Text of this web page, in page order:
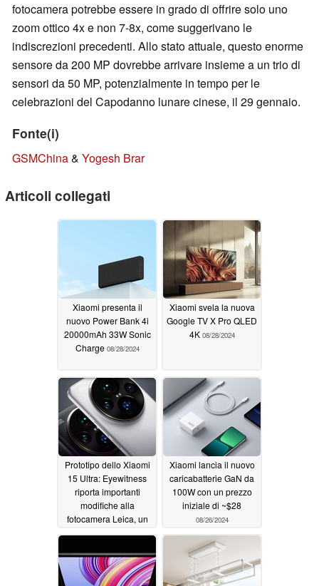
fotocamera potrebbe essere in grado di offrire solo uno
zoom ottico 4x e non 7-8x, come suggerivano le
indiscrezioni precedenti. Allo stato attuale, questo enorme
sensore da 200 MP dovrebbe arrivare insieme a un trio di
sensori da 50 MP, potenzialmente in tempo per le
celebrazioni del Capodanno lunare cinese, il 29 gennaio.
Fonte(i)
GSMChina& Yogesh Brar
Articoli collegati
Xiaomi presenta il
nuovo Power Bank 4i
20000mAh 33W Sonic
Charge 08/28/2024
Xiaomi svela la nuova
Google TV X Pro QLED
4K 08/28/2024
Prototipo dello Xiaomi
15 Ultra: Eyewitness
riporta importanti
modifiche alla
fotocamera Leica, un
potenziale sensore da
Xiaomi lancia il nuovo
caricabatterie GaN da
100W con un prezzo
iniziale di ~$28
08/26/2024